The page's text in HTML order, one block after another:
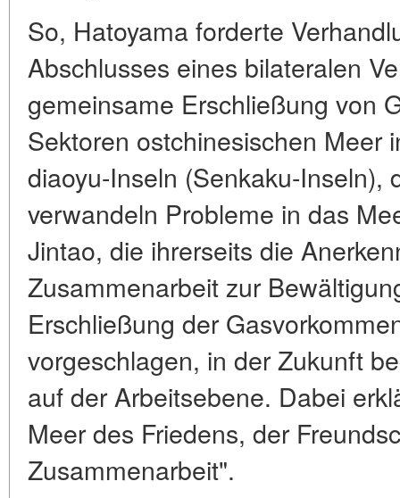
So, Hatoyama forderte
Abschlusses eines bilateralen
gemeinsame Erschließung von
Sektoren ostchinesischen Meer
diaoyu-Inseln (Senkaku-Inseln),
verwandeln Probleme in das
Jintao, die ihrerseits die
Zusammenarbeit zur
Erschließung der
vorgeschlagen, in der Zukunft
auf der Arbeitsebene. Dabei
Meer des Friedens, der
Zusammenarbeit".